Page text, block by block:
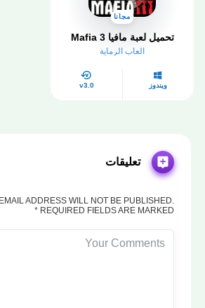
مجانا
تحميل لعبة مافيا 3 Mafia
العاب الرماية
ويندوز v3.0
تعليقات
ADDRESS WILL NOT BE PUBLISHED.
REQUIRED FIELDS ARE MARKED *